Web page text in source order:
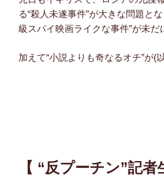
る“殺人未遂事件”が大きな問題と
級スパイ映画ライクな事件”が未だ
加えて“小説よりも奇なるオチ”
【 “反プーチン”記